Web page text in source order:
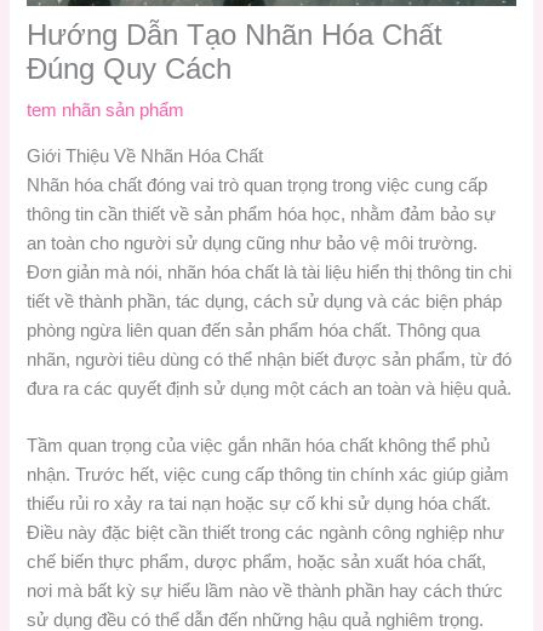
Hướng Dẫn Tạo Nhãn Hóa Chất
Đúng Quy Cách
tem nhãn sản phẩm
Giới Thiệu Về Nhãn Hóa Chất
Nhãn hóa chất đóng vai trò quan trọng trong việc cung cấp
thông tin cần thiết về sản phẩm hóa học, nhằm đảm bảo sự
an toàn cho người sử dụng cũng như bảo vệ môi trường.
Đơn giản mà nói, nhãn hóa chất là tài liệu hiển thị thông tin chi
tiết về thành phần, tác dụng, cách sử dụng và các biện pháp
phòng ngừa liên quan đến sản phẩm hóa chất. Thông qua
nhãn, người tiêu dùng có thể nhận biết được sản phẩm, từ đó
đưa ra các quyết định sử dụng một cách an toàn và hiệu quả.
Tầm quan trọng của việc gắn nhãn hóa chất không thể phủ
nhận. Trước hết, việc cung cấp thông tin chính xác giúp giảm
thiểu rủi ro xảy ra tai nạn hoặc sự cố khi sử dụng hóa chất.
Điều này đặc biệt cần thiết trong các ngành công nghiệp như
chế biến thực phẩm, dược phẩm, hoặc sản xuất hóa chất,
nơi mà bất kỳ sự hiểu lầm nào về thành phần hay cách thức
sử dụng đều có thể dẫn đến những hậu quả nghiêm trọng.